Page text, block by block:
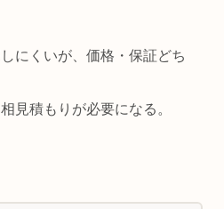
にくいが、価格・保証どち
見積もりが必要になる。